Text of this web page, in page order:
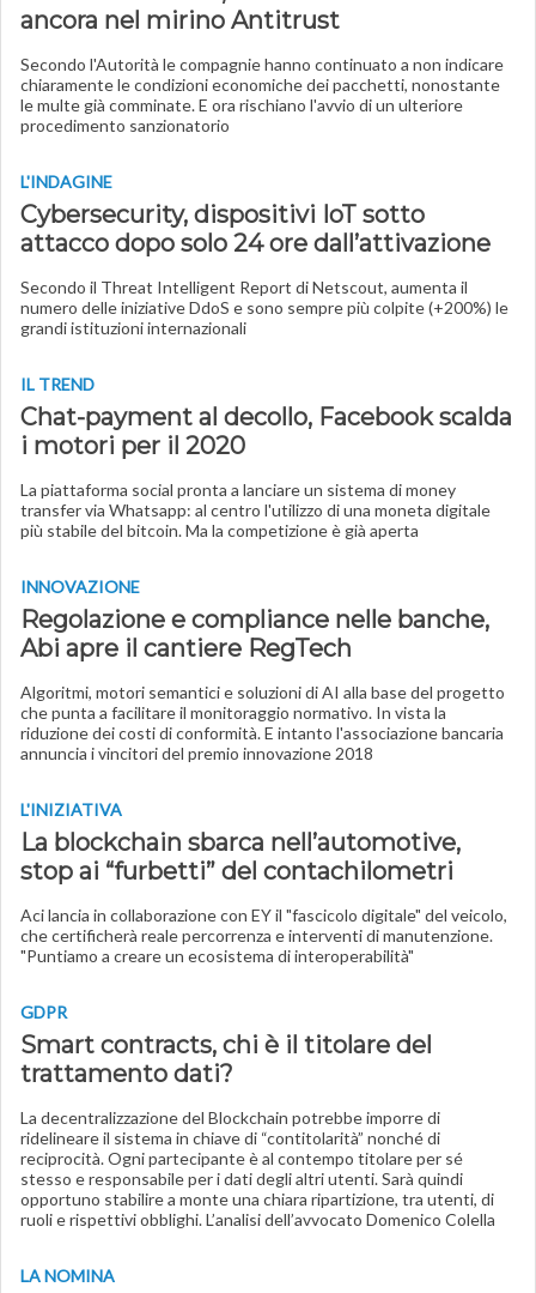
ancora nel mirino Antitrust
Secondo l'Autorità le compagnie hanno continuato a non indicare
chiaramente le condizioni economiche dei pacchetti, nonostante
le multe già comminate. E ora rischiano l'avvio di un ulteriore
procedimento sanzionatorio
L'INDAGINE
Cybersecurity, dispositivi IoT sotto
attacco dopo solo 24 ore dall’attivazione
Secondo il Threat Intelligent Report di Netscout, aumenta il
numero delle iniziative DdoS e sono sempre più colpite (+200%) le
grandi istituzioni internazionali
IL TREND
Chat-payment al decollo, Facebook scalda
i motori per il 2020
La piattaforma social pronta a lanciare un sistema di money
transfer via Whatsapp: al centro l'utilizzo di una moneta digitale
più stabile del bitcoin. Ma la competizione è già aperta
INNOVAZIONE
Regolazione e compliance nelle banche,
Abi apre il cantiere RegTech
Algoritmi, motori semantici e soluzioni di AI alla base del progetto
che punta a facilitare il monitoraggio normativo. In vista la
riduzione dei costi di conformità. E intanto l'associazione bancaria
annuncia i vincitori del premio innovazione 2018
L'INIZIATIVA
La blockchain sbarca nell’automotive,
stop ai “furbetti” del contachilometri
Aci lancia in collaborazione con EY il "fascicolo digitale" del veicolo,
che certificherà reale percorrenza e interventi di manutenzione.
"Puntiamo a creare un ecosistema di interoperabilità"
GDPR
Smart contracts, chi è il titolare del
trattamento dati?
La decentralizzazione del Blockchain potrebbe imporre di
ridelineare il sistema in chiave di “contitolarità” nonché di
reciprocità. Ogni partecipante è al contempo titolare per sé
stesso e responsabile per i dati degli altri utenti. Sarà quindi
opportuno stabilire a monte una chiara ripartizione, tra utenti, di
ruoli e rispettivi obblighi. L’analisi dell’avvocato Domenico Colella
LA NOMINA